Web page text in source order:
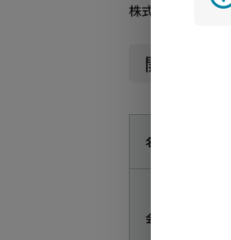
株式会社村田製
開催概要
名称
会長